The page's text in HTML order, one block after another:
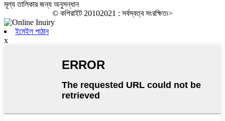
মূল্য তালিকার জন্য অনুসন্ধান
© কপিরাইট 20102021 : সর্বস্বত্ব সংরক্ষিত৷>
ইমেইল পাঠান
x